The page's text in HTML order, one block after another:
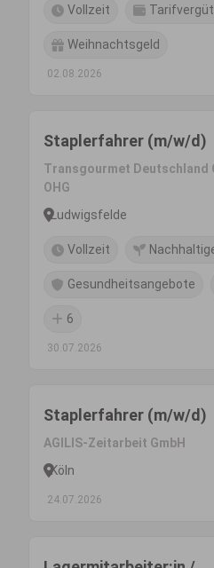
Vollzeit
Weihnachtsgeld
02.08.2026
Staplerfahrer (m/w/d)
Transgourmet Deutschland
OHG
Ludwigsfelde
Vollzeit
Gesundheitsangebote
6
30.07.2026
Staplerfahrer (m/w/d)
AGILIS-Zeitarbeit GmbH
Köln
24.07.2026